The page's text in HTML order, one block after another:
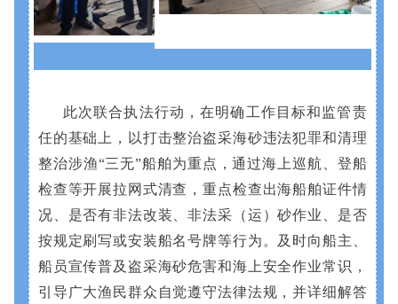
此次联合执法行动，在明确工作目标和监管责
任的基础上，以打击整治盗采海砂违法犯罪和清理
整治涉渔“三无”船舶为重点，通过海上巡航、登船
检查等开展拉网式清查，重点检查出海船舶证件情
况、是否有非法改装、非法采（运）砂作业、是否
按规定刷写或安装船名号牌等行为。及时向船主、
船员宣传普及盗采海砂危害和海上安全作业常识，
引导广大渔民群众自觉遵守法律法规，并详细解答